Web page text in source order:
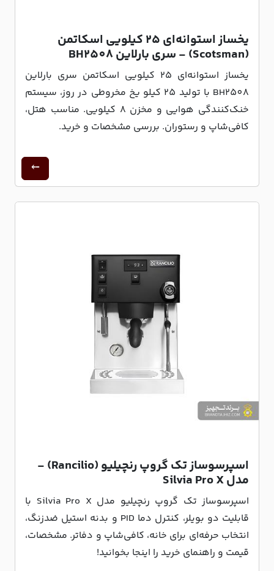
یخساز استوانه‌ای ۲۵ کیلویی اسکاتمن
(Scotsman) - سری بارلاین BH2508
یخساز استوانه‌ای ۲۵ کیلویی اسکاتمن سری بارلاین
BH2508 با تولید 25 کیلو یخ مخروطی در روز، سیستم
خنک‌کنندگی هوایی و مخزن 8 کیلویی. مناسب هتل،
کافی‌شاپ و رستوران. بررسی مشخصات و خرید.
اسپرسوساز تک گروپ رنچیلیو (Rancilio) -
مدل Silvia Pro X
اسپرسوساز تک گروپ رنچیلیو مدل Silvia Pro X با
قابلیت دو بویلر، کنترل دما PID و بدنه استیل ضدزنگ،
انتخاب حرفه‌ای برای خانه، کافی‌شاپ و دفاتر. مشخصات،
قیمت و راهنمای خرید را اینجا بخوانید!